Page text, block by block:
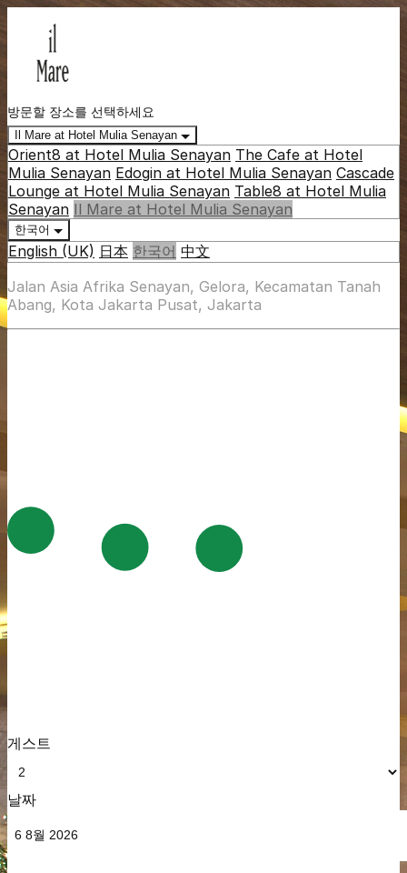
방문할 장소를 선택하세요
Il Mare at Hotel Mulia Senayan
Orient8 at Hotel Mulia Senayan The Cafe at Hotel
Mulia Senayan Edogin at Hotel Mulia Senayan Cascade
Lounge at Hotel Mulia Senayan Table8 at Hotel Mulia
Senayan Il Mare at Hotel Mulia Senayan
한국어
English (UK) 日本 한국어 中文
Jalan Asia Afrika Senayan, Gelora, Kecamatan Tanah
Abang, Kota Jakarta Pusat, Jakarta
게스트
날짜